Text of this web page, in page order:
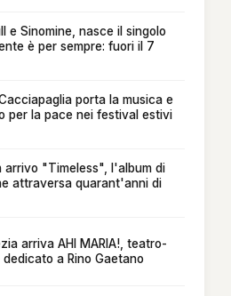
e Sinomine, nasce il singolo
è per sempre: fuori il 7
porta la musica e
per la pace nei festival estivi
arrivo "Timeless", l'album di
attraversa quarant'anni di
arriva AHI MARIA!, teatro-
a Rino Gaetano